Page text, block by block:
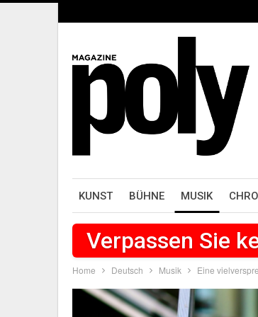
KUNST BÜHNE MUSIK
Verpassen Sie
Home Deutsch Musik Eine